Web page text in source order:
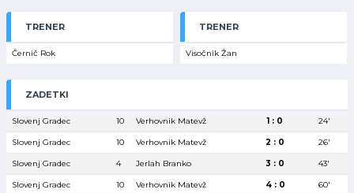
TRENER
Černič Rok
TRENER
Visočnik Žan
ZADETKI
Slovenj Gradec 10 Verhovnik Matevž 1 : 0 24′
Slovenj Gradec 10 Verhovnik Matevž 2 : 0 26′
Slovenj Gradec 4 Jerlah Branko 3 : 0 43′
Slovenj Gradec 10 Verhovnik Matevž 4 : 0 60′